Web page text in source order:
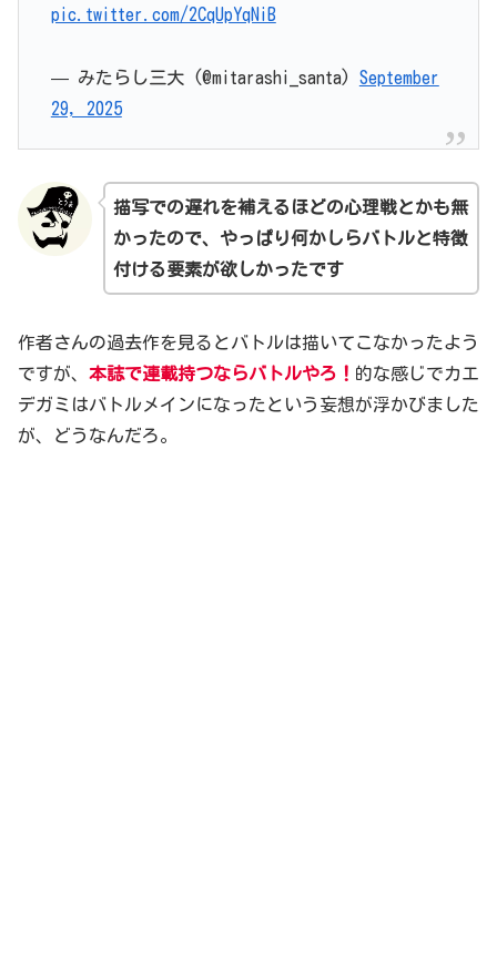
pic.twitter.com/2CqUpYqNiB
— みたらし三大 (@mitarashi_santa) September
29, 2025
描写での遅れを補えるほどの心理戦とかも無
かったので、やっぱり何かしらバトルと特徴
付ける要素が欲しかったです
作者さんの過去作を見るとバトルは描いてこなかったよう
ですが、 本誌で連載持つならバトルやろ！ 的な感じでカエ
デガミはバトルメインになったという妄想が浮かびました
が、どうなんだろ。